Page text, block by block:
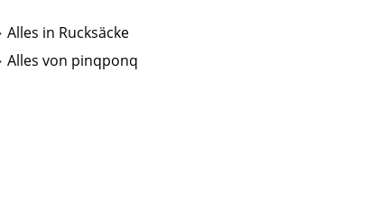
Alles in Rucksäcke
Alles von pinqponq